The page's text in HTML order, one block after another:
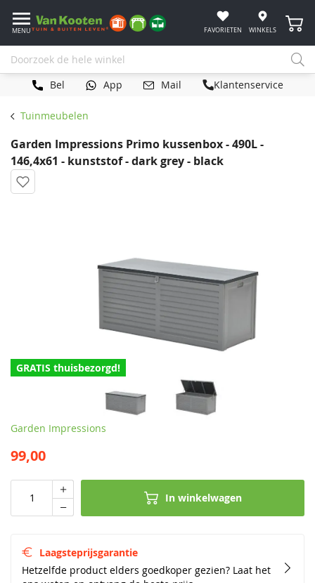
MENU FAVORIETEN WINKELS
Bel App Mail Klantenservice
Tuinmeubelen
Garden Impressions Primo kussenbox - 490L -
146,4x61 - kunststof - dark grey - black
GRATIS thuisbezorgd!
Garden Impressions
99,00
In winkelwagen
Laagsteprijsgarantie
Hetzelfde product elders goedkoper gezien? Laat het